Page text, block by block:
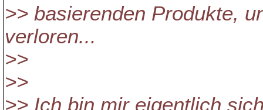
>> basierenden Produkte,
verloren...
>>
>>
>> Ich bin mir eigentlich